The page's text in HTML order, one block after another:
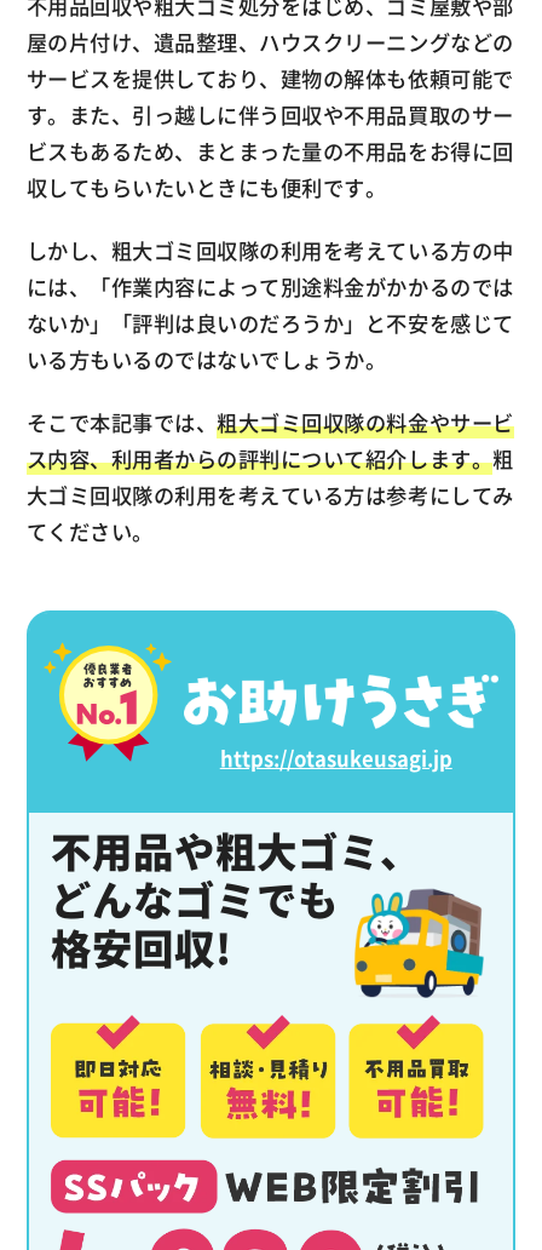
不用品回収や粗大ゴミ処分をはじめ、ゴミ屋敷や部
屋の片付け、遺品整理、ハウスクリーニングなどの
サービスを提供しており、建物の解体も依頼可能で
す。また、引っ越しに伴う回収や不用品買取のサー
ビスもあるため、まとまった量の不用品をお得に回
収してもらいたいときにも便利です。
しかし、粗大ゴミ回収隊の利用を考えている方の中
には、「作業内容によって別途料金がかかるのでは
ないか」「評判は良いのだろうか」と不安を感じて
いる方もいるのではないでしょうか。
そこで本記事では、粗大ゴミ回収隊の料金やサービ
ス内容、利用者からの評判について紹介します。粗
大ゴミ回収隊の利用を考えている方は参考にしてみ
てください。
https://otasukeusagi.jp
不用品や粗大ゴミ、
どんなゴミでも
格安回収!